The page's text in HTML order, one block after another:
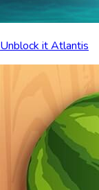
Unblock it Atlantis